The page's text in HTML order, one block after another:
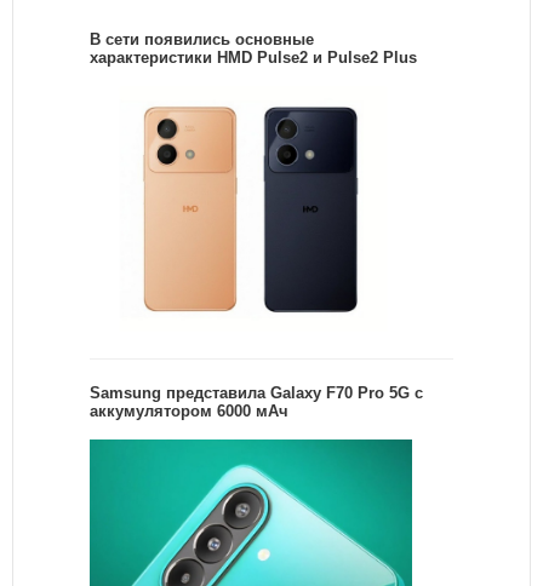
В сети появились основные
характеристики HMD Pulse2 и Pulse2 Plus
Samsung представила Galaxy F70 Pro 5G с
аккумулятором 6000 мАч